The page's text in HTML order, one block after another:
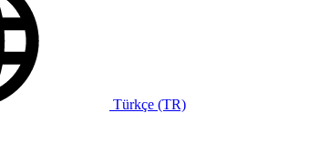
Türkçe (TR)